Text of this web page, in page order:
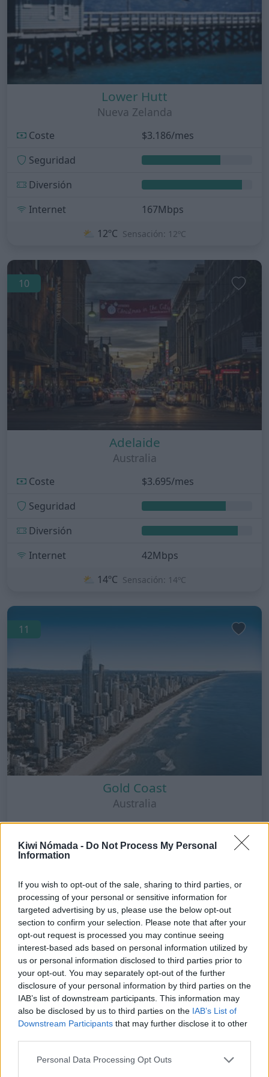
Kiwi Nómada - Do Not Process My Personal
Information
If you wish to opt-out of the sale, sharing to third parties, or
processing of your personal or sensitive information for
targeted advertising by us, please use the below opt-out
section to confirm your selection. Please note that after your
opt-out request is processed you may continue seeing
interest-based ads based on personal information utilized by
us or personal information disclosed to third parties prior to
your opt-out. You may separately opt-out of the further
disclosure of your personal information by third parties on the
IAB’s list of downstream participants. This information may
also be disclosed by us to third parties on the IAB’s List of
Downstream Participants that may further disclose it to other
Personal Data Processing Opt Outs
Lower Hutt
Nueva Zelanda
Coste
$3.186/mes
Seguridad
Diversión
Internet
167Mbps
⛅ 12ºC Sensación: 12ºC
10
Adelaide
Australia
Coste
$3.695/mes
Seguridad
Diversión
Internet
42Mbps
⛅ 14ºC Sensación: 14ºC
11
Gold Coast
Australia
Coste
$5.292/mes
Seguridad
Internet
50Mbps
☀️21ºC Sensación: 21ºC
12